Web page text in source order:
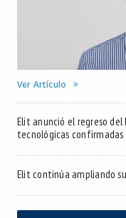
Ver Artículo
Elit anunció el regreso del
tecnológicas confirmadas
Elit continúa ampliando